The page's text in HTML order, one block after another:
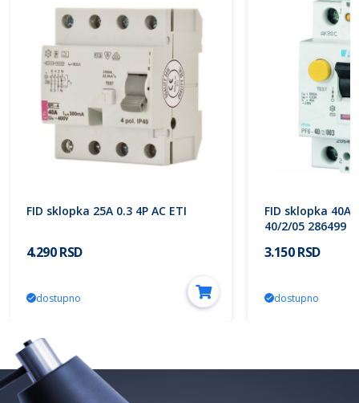
FID sklopka 25A 0.3 4P AC ETI
4.290 RSD
dostupno
FID sklopka 40A
40/2/05 286499
3.150 RSD
dostupno